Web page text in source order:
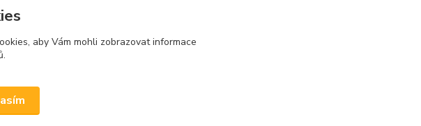
aby Vám mohli zobrazovat informace